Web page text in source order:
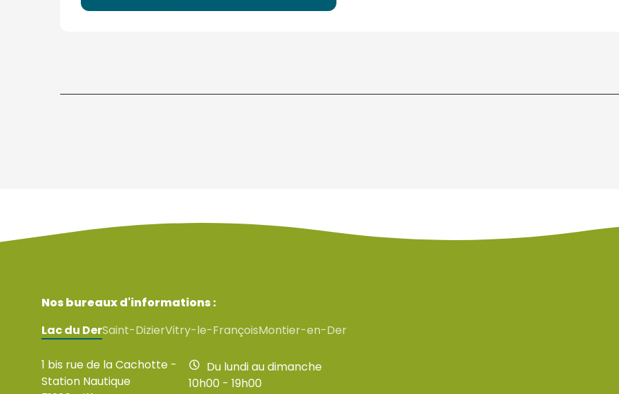
Nos bureaux d'informations :
Lac du DerSaint-DizierVitry-le-FrançoisMontier-en-Der
1 bis rue de la Cachotte -
Station Nautique
Du lundi au dimanche
10h00 - 19h00